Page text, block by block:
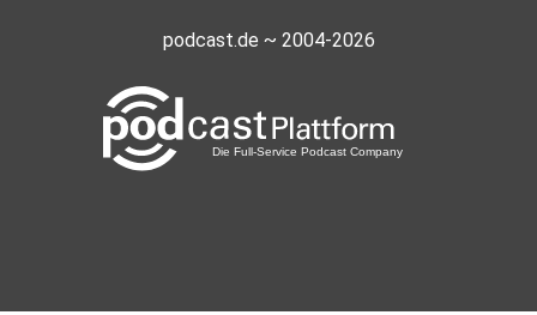
podcast.de ~ 2004-2026